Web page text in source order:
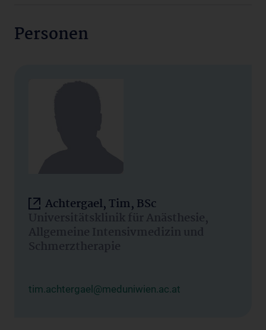
Personen
Achtergael, Tim, BSc
Universitätsklinik für Anästhesie,
Allgemeine Intensivmedizin und
Schmerztherapie
tim.achtergael@meduniwien.ac.at